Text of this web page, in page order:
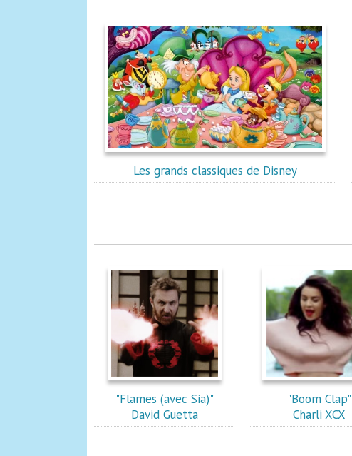
Les grands classiques de Disney
"Flames (avec Sia)"
David Guetta
"Boom Clap"
Charli XCX